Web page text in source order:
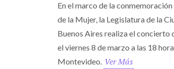
En el marco de la
de la Mujer, la Legislatura de la
Buenos Aires realiza el concierto
el viernes 8 de marzo a las 18
Montevideo. Ver Más